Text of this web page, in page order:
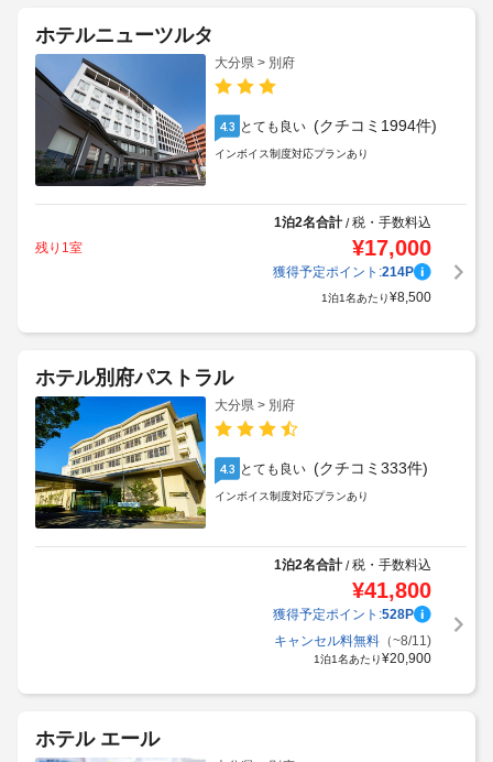
ホテルニューツルタ
大分県 > 別府
4.3 とても良い (クチコミ1994件)
インボイス制度対応プランあり
1泊2名合計/税・手数料込
残り1室
¥17,000
獲得予定ポイント:214P
1泊1名あたり¥8,500
ホテル別府パストラル
大分県 > 別府
4.3 とても良い (クチコミ333件)
インボイス制度対応プランあり
1泊2名合計/税・手数料込
¥41,800
獲得予定ポイント:528P
キャンセル料無料（~8/11)
1泊1名あたり¥20,900
ホテル エール